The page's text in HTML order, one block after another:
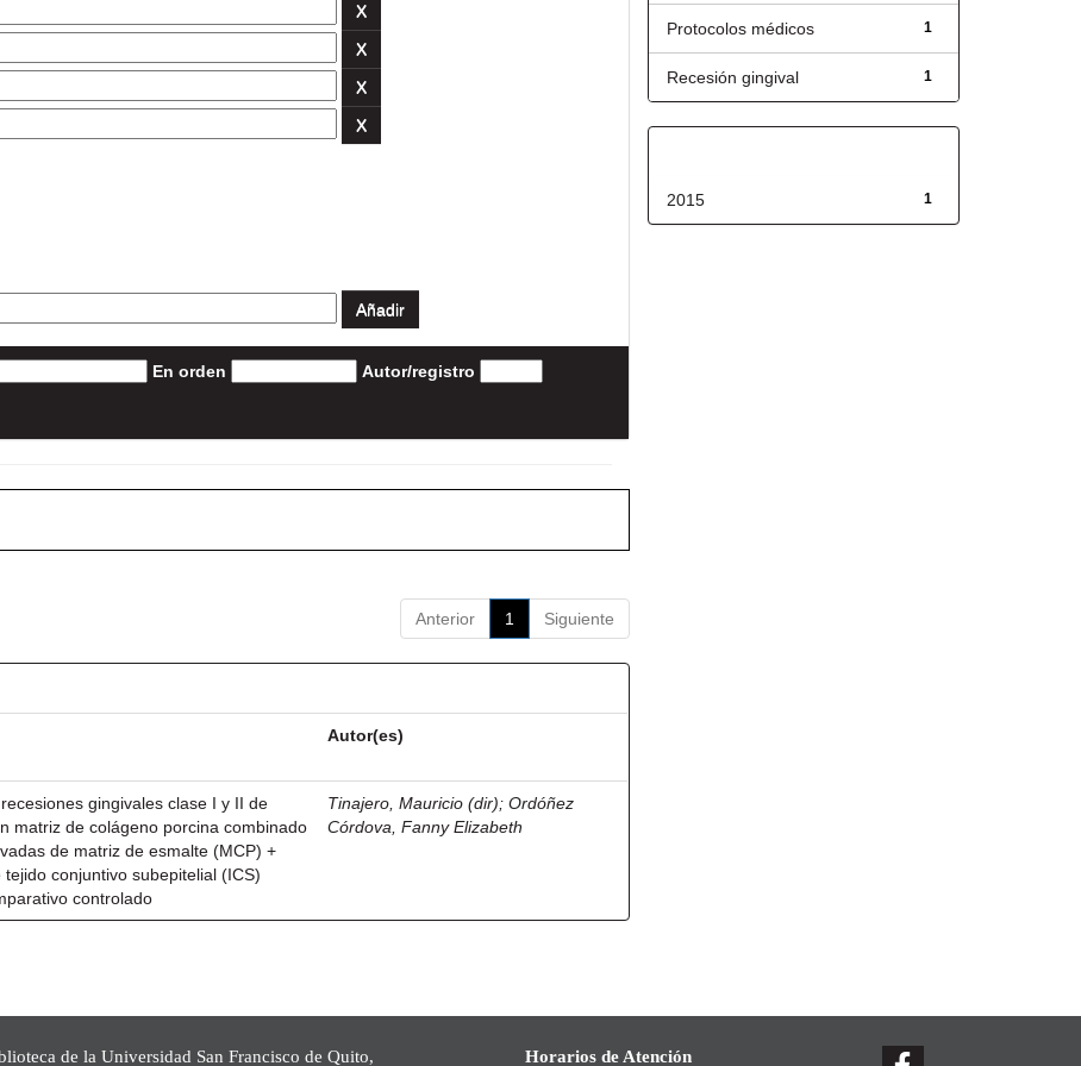
En orden Autor/registro
Anterior 1 Siguiente
Autor(es)
gingivales clase I y II de
matriz de colágeno porcina combinado
de matriz de esmalte (MCP) +
conjuntivo subepitelial (ICS)
controlado
Tinajero, Mauricio (dir);Ordóñez
Córdova, Fanny Elizabeth
1
Protocolos médicos
1
Recesión gingival
1
2015
de la Universidad San Francisco de Quito, Horarios de Atención